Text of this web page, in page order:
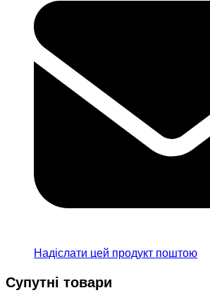
Надіслати цей продукт поштою
Супутні товари